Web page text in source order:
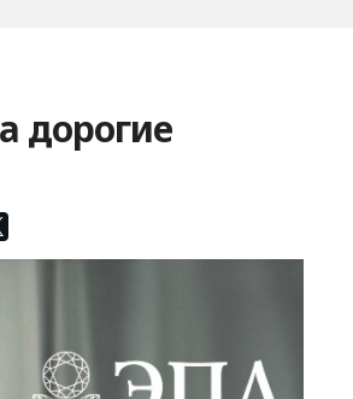
дорогие